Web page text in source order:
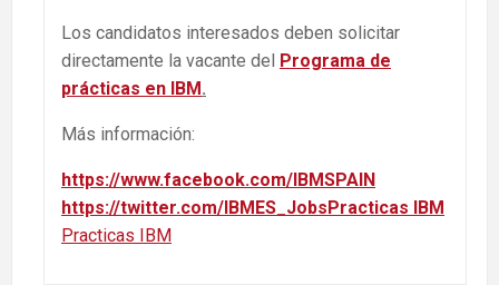
Los candidatos interesados deben solicitar
directamente la vacante del
Programa de
prácticas en IBM .
Más información:
https://www.facebook.com/IBMSPAIN
https://twitter.com/IBMES_Jobs Practicas IBM
Practicas IBM